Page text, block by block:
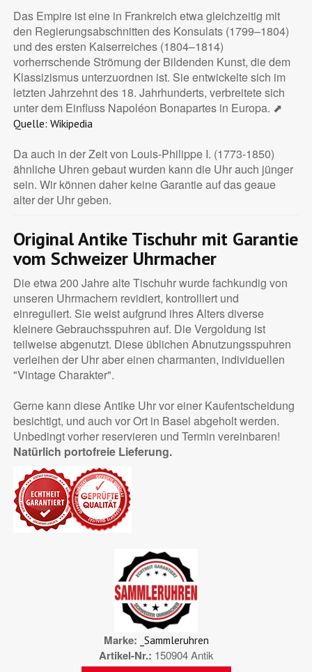
Das Empire ist eine in Frankreich etwa gleichzeitig mit
den Regierungsabschnitten des Konsulats (1799–1804)
und des ersten Kaiserreiches (1804–1814)
vorherrschende Strömung der Bildenden Kunst, die dem
Klassizismus unterzuordnen ist. Sie entwickelte sich im
letzten Jahrzehnt des 18. Jahrhunderts, verbreitete sich
unter dem Einfluss Napoléon Bonapartes in Europa. ⬈
Quelle: Wikipedia
Da auch in der Zeit von Louis-Philippe I. (1773-1850)
ähnliche Uhren gebaut wurden kann die Uhr auch jünger
sein. Wir können daher keine Garantie auf das geaue
alter der Uhr geben.
Original Antike Tischuhr mit Garantie
vom Schweizer Uhrmacher
Die etwa 200 Jahre alte Tischuhr wurde fachkundig von
unseren Uhrmachern revidiert, kontrolliert und
einreguliert. Sie weist aufgrund ihres Alters diverse
kleinere Gebrauchsspuhren auf. Die Vergoldung ist
teilweise abgenutzt. Diese üblichen Abnutzungsspuhren
verleihen der Uhr aber einen charmanten, individuellen
"Vintage Charakter".
Gerne kann diese Antike Uhr vor einer Kaufentscheidung
besichtigt, und auch vor Ort in Basel abgeholt werden.
Unbedingt vorher reservieren und Termin vereinbaren!
Natürlich portofreie Lieferung.
Marke _Sammleruhren
Artikel-Nr. 150904 Antik